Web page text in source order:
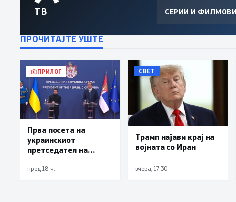
ТВ СЕРИИ И ФИЛМОВИ
ПРОЧИТАЈТЕ УШТЕ
ПРИЛОГ
Прва посета на
украинскиот
претседател на
на Зеленски дека не е
пред 18 ч.
СВЕТ
Трамп најави крај на
војната со Иран
вчера, 17:30